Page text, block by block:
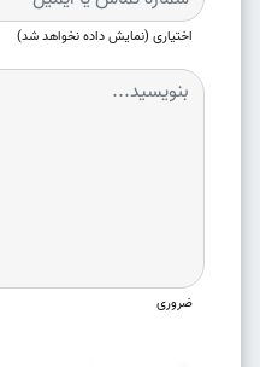
اختیاری (نمایش داده نخواهد شد)
ضروری